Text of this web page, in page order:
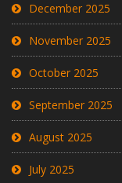
December 2025
November 2025
October 2025
September 2025
August 2025
July 2025